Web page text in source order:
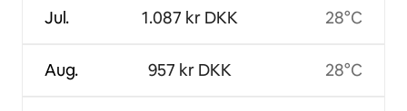
Jul.
Aug.
1.087 kr DKK
957 kr DKK
28°C
28°C